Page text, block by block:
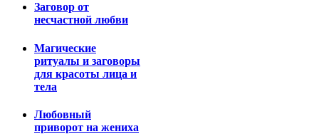
Заговор от
несчастной любви
Магические
ритуалы и заговоры
для красоты лица и
тела
Любовный
приворот на жениха